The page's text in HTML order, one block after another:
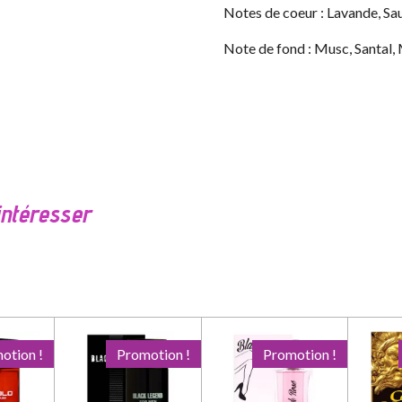
Notes de coeur : Lavande,
Note de fond : Musc, Santal,
! Promotion ! Promotion !